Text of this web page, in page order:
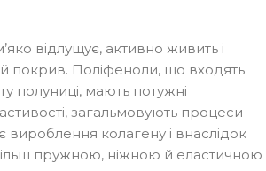
відлущує, активно живить і
покрив. Поліфеноли, що входять
полуниці, мають потужні
загальмовують процеси
вироблення колагену і внаслідок
пружною, ніжною й еластичною